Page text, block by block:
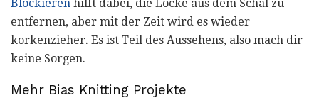
Blockieren hilft dabei, die Locke aus dem Schal zu
entfernen, aber mit der Zeit wird es wieder
korkenzieher. Es ist Teil des Aussehens, also mach dir
keine Sorgen.
Mehr Bias Knitting Projekte